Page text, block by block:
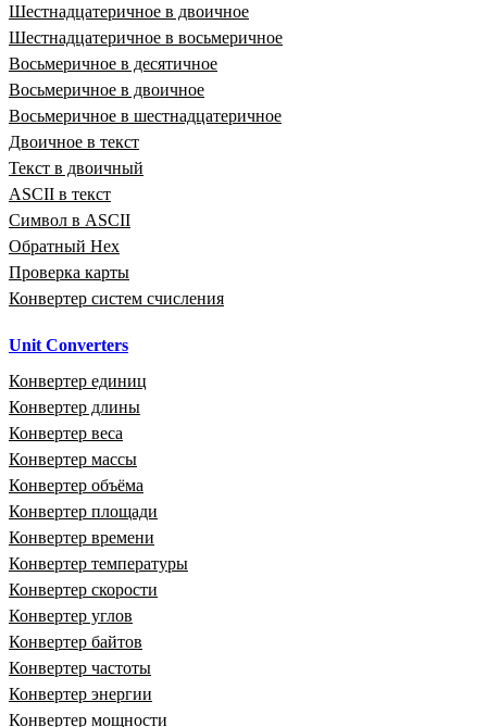
Шестнадцатеричное в двоичное
Шестнадцатеричное в восьмеричное
Восьмеричное в десятичное
Восьмеричное в двоичное
Восьмеричное в шестнадцатеричное
Двоичное в текст
Текст в двоичный
ASCII в текст
Символ в ASCII
Обратный Hex
Проверка карты
Конвертер систем счисления
Unit Converters
Конвертер единиц
Конвертер длины
Конвертер веса
Конвертер массы
Конвертер объёма
Конвертер площади
Конвертер времени
Конвертер температуры
Конвертер скорости
Конвертер углов
Конвертер байтов
Конвертер частоты
Конвертер энергии
Конвертер мощности